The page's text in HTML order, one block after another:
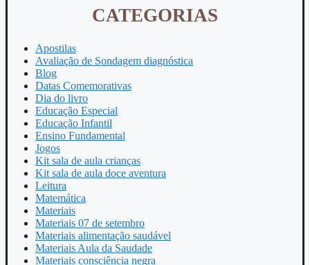
CATEGORIAS
Apostilas
Avaliação de Sondagem diagnóstica
Blog
Datas Comemorativas
Dia do livro
Educação Especial
Educação Infantil
Ensino Fundamental
Jogos
Kit sala de aula crianças
Kit sala de aula doce aventura
Leitura
Matemática
Materiais
Materiais 07 de setembro
Materiais alimentação saudável
Materiais Aula da Saudade
Materiais consciência negra